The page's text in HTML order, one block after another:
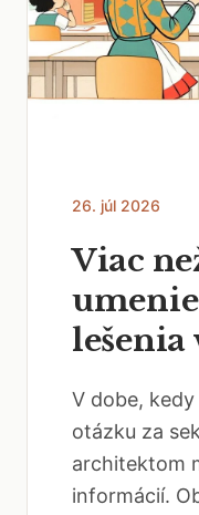
26. júl 2026
Viac
lešenia
V dobe,
otázku za
architektom
informácií.